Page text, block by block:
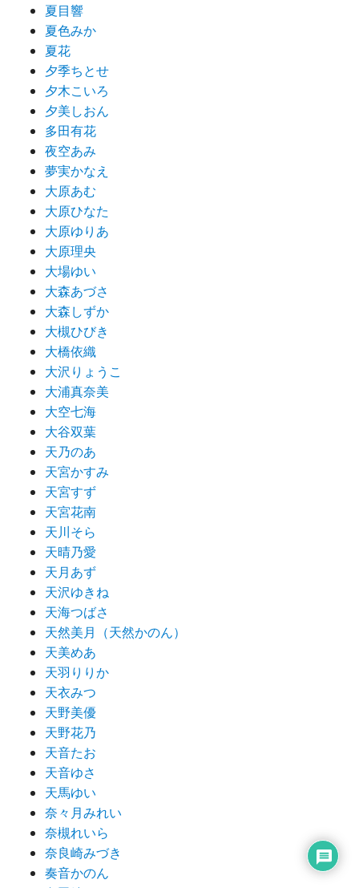
夏目響
夏色みか
夏花
夕季ちとせ
夕木こいろ
夕美しおん
多田有花
夜空あみ
夢実かなえ
大原あむ
大原ひなた
大原ゆりあ
大原理央
大場ゆい
大森あづさ
大森しずか
大槻ひびき
大橋依織
大沢りょうこ
大浦真奈美
大空七海
大谷双葉
天乃のあ
天宮かすみ
天宮すず
天宮花南
天川そら
天晴乃愛
天月あず
天沢ゆきね
天海つばさ
天然美月（天然かのん）
天美めあ
天羽りりか
天衣みつ
天野美優
天野花乃
天音たお
天音ゆさ
天馬ゆい
奈々月みれい
奈槻れいら
奈良崎みづき
奏音かのん